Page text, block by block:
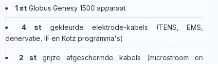
1 st Globus Genesy 1500 apparaat
4 st gekleurde elektrode-kabels (TENS, EMS,
denervatie, IF en Kotz programma's)
2 stgrijze afgeschermde kabels (microstroom en